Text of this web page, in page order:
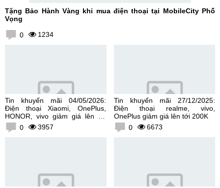
Tặng Bảo Hành Vàng khi mua điện thoại tại MobileCity Phố
Vọng
0 1234
Tin khuyến mãi 04/05/2026:
Điện thoại Xiaomi, OnePlus,
HONOR, vivo giảm giá lên tới
300K0 3957
Tin khuyến mãi 27/12/2025:
Điện thoại realme, vivo,
OnePlus giảm giá lên tới 200K
0
6673